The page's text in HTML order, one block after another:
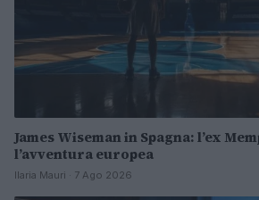
James Wiseman in Spagna: l’ex
l’avventura europea
Ilaria Mauri · 7 Ago 2026